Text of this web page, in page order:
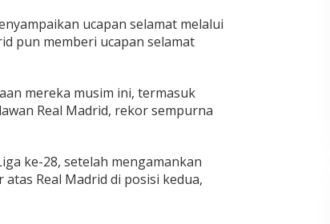
ucapan selamat melalui
pun memberi ucapan selamat
mereka musim ini, termasuk
Real Madrid, rekor sempurna
ke-28, setelah mengamankan
Real Madrid di posisi kedua,